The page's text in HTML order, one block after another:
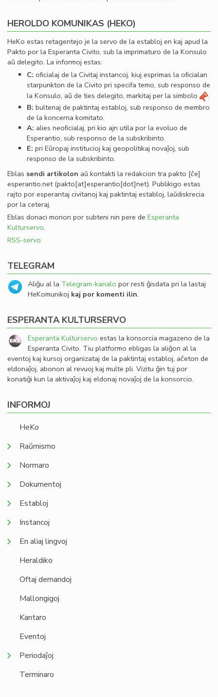
HEROLDO KOMUNIKAS (HEKO)
HeKo estas retagentejo je la servo de la establoj en kaj apud la
Pakto por la Esperanta Civito, sub la imprimaturo de la Konsulo
aŭ delegito. La informoj estas:
C: oﬁcialaj de la Civitaj instancoj, kiuj esprimas la oﬁcialan
starpunkton de la Civito pri specifa temo, sub responso de
la Konsulo, aŭ de ties delegito, markitaj per la simbolo
.
B: bultenaj de paktintaj establoj, sub responso de membro
de la koncerna komitato.
A: alies neoﬁcialaj, pri kio ajn utila por la evoluo de
Esperantio, sub responso de la subskribinto.
E: pri Eŭropaj institucioj kaj geopolitikaj novaĵoj, sub
responso de la subskribinto.
Eblas sendi artikolon aŭ kontakti la redakcion tra pakto [ĉe]
esperantio.net(pakto[at]esperantio[dot]net). Publikigo estas
rajto por esperantaj civitanoj kaj paktintaj establoj, laŭdiskrecia
por la ceteraj.
Eblas donaci monon por subteni nin pere de Esperanta
Kulturservo.
RSS-servo
TELEGRAM
Aliĝu al la Telegram-kanalo por resti ĝisdata pri la lastaj
HeKomunikoj kaj por komenti ilin.
ESPERANTA KULTURSERVO
Esperanta Kulturservo estas la konsorcia magazeno de la
Esperanta Civito. Tiu platformo ebligas la aliĝon al la
eventoj kaj kursoj organizataj de la paktintaj establoj, aĉeton de
eldonaĵoj, abonon al revuoj kaj multe pli. Vizitu ĝin tuj por
konatiĝi kun la aktivaĵoj kaj eldonaj novaĵoj de la konsorcio.
INFORMOJ
HeKo
Raŭmismo
Normaro
Dokumentoj
Establoj
Instancoj
En aliaj lingvoj
Heraldiko
Oftaj demandoj
Mallongigoj
Kantaro
Eventoj
Periodaĵoj
Terminaro